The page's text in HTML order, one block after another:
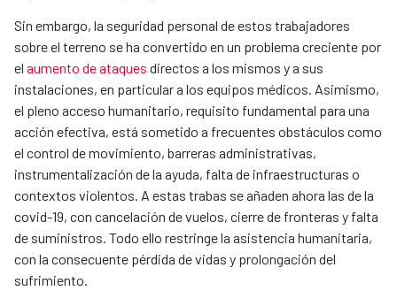
Sin embargo, la seguridad personal de estos trabajadores
sobre el terreno se ha convertido en un problema creciente por
el aumento de ataques directos a los mismos y a sus
instalaciones, en particular a los equipos médicos. Asimismo,
el pleno acceso humanitario, requisito fundamental para una
acción efectiva, está sometido a frecuentes obstáculos como
el control de movimiento, barreras administrativas,
instrumentalización de la ayuda, falta de infraestructuras o
contextos violentos. A estas trabas se añaden ahora las de la
covid-19, con cancelación de vuelos, cierre de fronteras y falta
de suministros. Todo ello restringe la asistencia humanitaria,
con la consecuente pérdida de vidas y prolongación del
sufrimiento.